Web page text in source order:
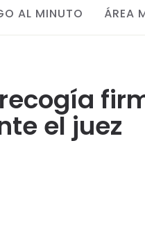
AL MINUTO ÁREA
el juez